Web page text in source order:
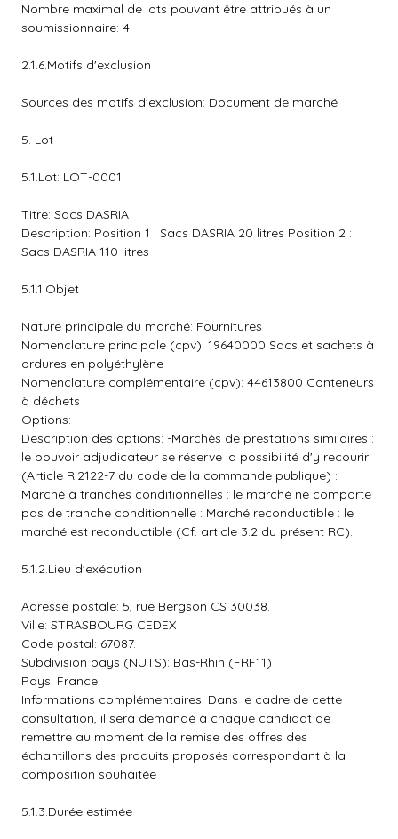
Nombre maximal de lots pouvant être attribués à un
soumissionnaire: 4.
2.1.6.Motifs d'exclusion
Sources des motifs d'exclusion: Document de marché
5. Lot
5.1.Lot: LOT-0001.
Titre: Sacs DASRIA
Description: Position 1 : Sacs DASRIA 20 litres Position 2 :
Sacs DASRIA 110 litres
5.1.1.Objet
Nature principale du marché: Fournitures
Nomenclature principale (cpv): 19640000 Sacs et sachets à
ordures en polyéthylène
Nomenclature complémentaire (cpv): 44613800 Conteneurs
à déchets
Options:
Description des options: -Marchés de prestations similaires :
le pouvoir adjudicateur se réserve la possibilité d'y recourir
(Article R.2122-7 du code de la commande publique) :
Marché à tranches conditionnelles : le marché ne comporte
pas de tranche conditionnelle : Marché reconductible : le
marché est reconductible (Cf. article 3.2 du présent RC).
5.1.2.Lieu d'exécution
Adresse postale: 5, rue Bergson CS 30038.
Ville: STRASBOURG CEDEX
Code postal: 67087.
Subdivision pays (NUTS): Bas-Rhin (FRF11)
Pays: France
Informations complémentaires: Dans le cadre de cette
consultation, il sera demandé à chaque candidat de
remettre au moment de la remise des offres des
échantillons des produits proposés correspondant à la
composition souhaitée
5.1.3.Durée estimée